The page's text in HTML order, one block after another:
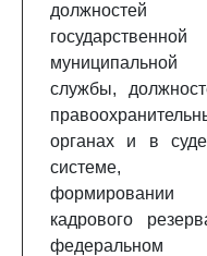
должностей
муниципальной
службы,
органах и в
системе,
формировании
кадрового